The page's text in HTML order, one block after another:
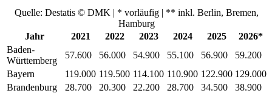
Quelle: Destatis © DMK | * vorläufig | ** inkl. Berlin, Bremen,
Hamburg
Jahr
2021 2022 2023 2024 2025
2026*
Baden-
Württemberg
57.600 56.000 54.900 55.100 56.900
59.200
Bayern
119.000 119.500 114.100 110.900 122.900 129.000
Brandenburg
28.700 20.300 22.200 28.700 34.500
38.900